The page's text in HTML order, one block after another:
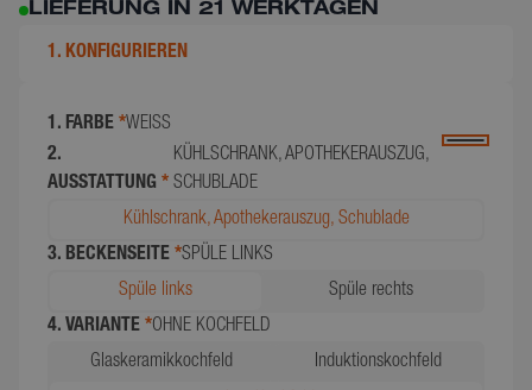
LIEFERUNG IN 21 WERKTAGEN
1. KONFIGURIEREN
1. FARBE *WEISS
2.
AUSSTATTUNG *
KÜHLSCHRANK, APOTHEKERAUSZUG,
SCHUBLADE
Kühlschrank, Apothekerauszug, Schublade
3. BECKENSEITE *SPÜLE LINKS
Spüle links
Spüle rechts
4. VARIANTE *OHNE KOCHFELD
Glaskeramikkochfeld
Induktionskochfeld